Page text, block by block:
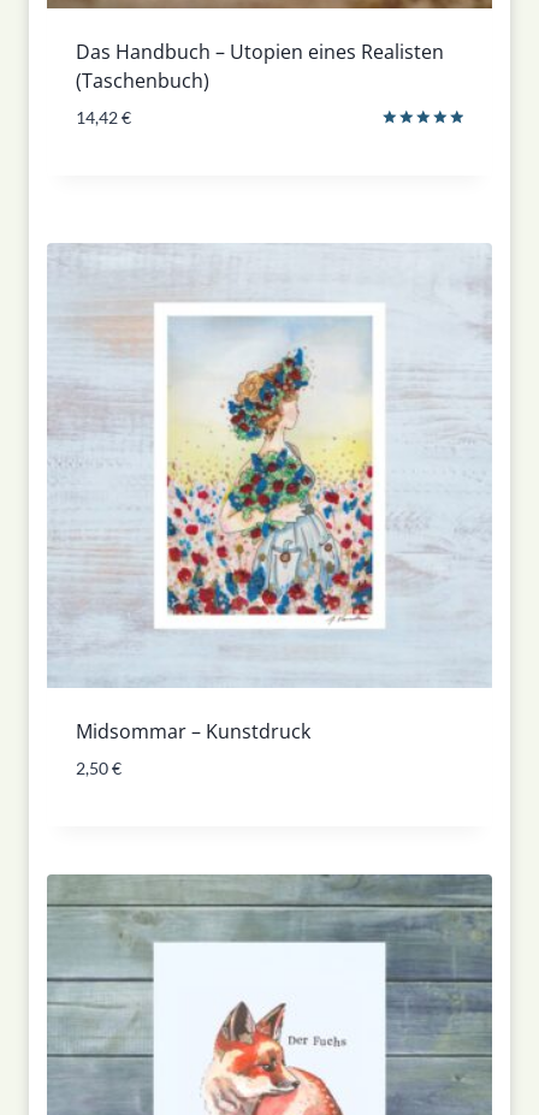
Das Handbuch – Utopien eines Realisten
(Taschenbuch)
14,42€
Midsommar – Kunstdruck
2,50€